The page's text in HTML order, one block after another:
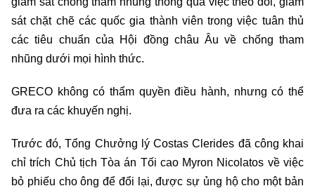
sát chặt chẽ các quốc gia thành viên trong việc tuân thủ
các tiêu chuẩn của Hội đồng châu Âu về chống tham
nhũng dưới mọi hình thức.
GRECO không có thẩm quyền điều hành, nhưng có thể
đưa ra các khuyến nghị.
Trước đó, Tổng Chưởng lý Costas Clerides đã công khai
chỉ trích Chủ tịch Tòa án Tối cao Myron Nicolatos về việc
bỏ phiếu cho ông để đổi lại, được sự ủng hộ cho một bản